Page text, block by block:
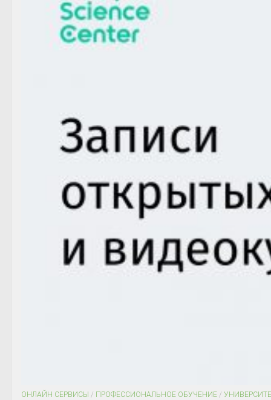
ОНЛАЙН СЕРВИСЫ / ПРОФЕССИОНАЛЬНОЕ ОБУЧЕНИЕ /